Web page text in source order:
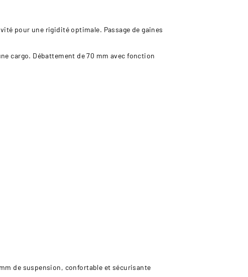
pour une rigidité optimale. Passage de gaines
cargo. Débattement de 70 mm avec fonction
de suspension, confortable et sécurisante